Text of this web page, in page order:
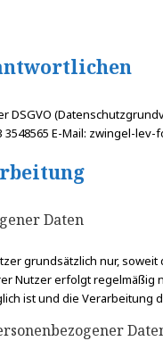
DSGVO
3548565 E-Mail: zwingel-
Daten
grundsätzlich nur,
Nutzer erfolgt regelmäßig
ist und die